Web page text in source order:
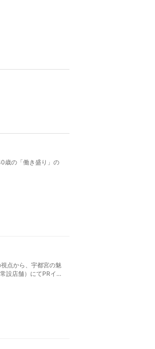
歳の「働き盛り」の
点から、宇都宮の魅
設店舗）にてPRイベ